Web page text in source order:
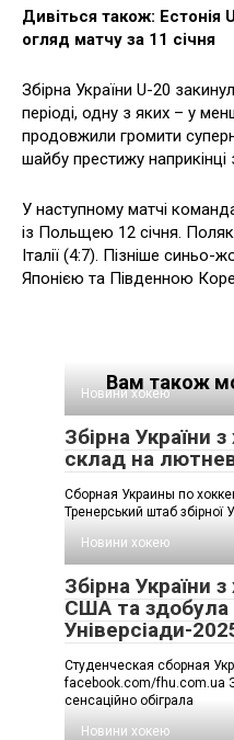
Дивіться також: Естонія
огляд матчу за 11 січня
Збірна України U-20
періоді, одну з яких – у
продовжили громити
шайбу престижу наприкінці
У наступному матчі
із Польщею 12 січня.
Італії (4:7). Пізніше синьо-
Японією та Південною
Вам також
Новини хокею
Збірна України
склад на
Сборная Украины по
Тренерський штаб збірної
Новини хокею
Збірна України
США та здобула
Універсіади-
Студенческая сборная
facebook.com/fhu.com.ua
сенсаційно обіграла
Новини хокею